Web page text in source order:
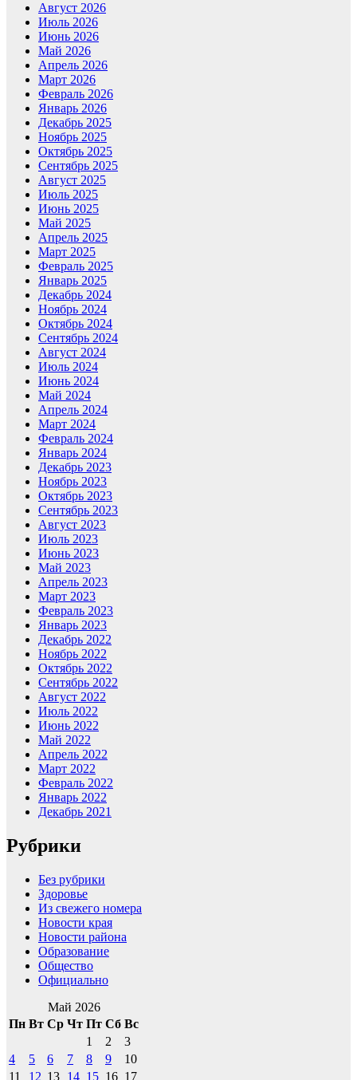
Август 2026
Июль 2026
Июнь 2026
Май 2026
Апрель 2026
Март 2026
Февраль 2026
Январь 2026
Декабрь 2025
Ноябрь 2025
Октябрь 2025
Сентябрь 2025
Август 2025
Июль 2025
Июнь 2025
Май 2025
Апрель 2025
Март 2025
Февраль 2025
Январь 2025
Декабрь 2024
Ноябрь 2024
Октябрь 2024
Сентябрь 2024
Август 2024
Июль 2024
Июнь 2024
Май 2024
Апрель 2024
Март 2024
Февраль 2024
Январь 2024
Декабрь 2023
Ноябрь 2023
Октябрь 2023
Сентябрь 2023
Август 2023
Июль 2023
Июнь 2023
Май 2023
Апрель 2023
Март 2023
Февраль 2023
Январь 2023
Декабрь 2022
Ноябрь 2022
Октябрь 2022
Сентябрь 2022
Август 2022
Июль 2022
Июнь 2022
Май 2022
Апрель 2022
Март 2022
Февраль 2022
Январь 2022
Декабрь 2021
Рубрики
Без рубрики
Здоровье
Из свежего номера
Новости края
Новости района
Образование
Общество
Официально
Май 2026
Пн Вт Ср Чт Пт Сб Вс
1
2
3
4
5 6 7 8 9
10
11
12 13 14 15 16 17